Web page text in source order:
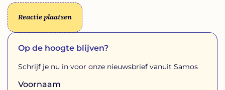
Op de hoogte blijven?
Schrijf je nu in voor onze nieuwsbrief vanuit Samos
Voornaam